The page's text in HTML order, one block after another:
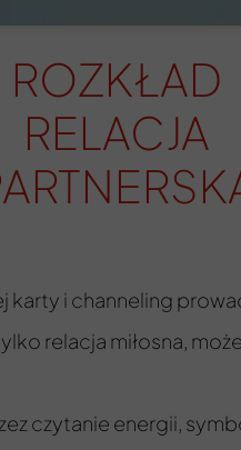
karty i channeling
relacja miłosna,
czytanie energii,
ROZKŁAD
RELACJA